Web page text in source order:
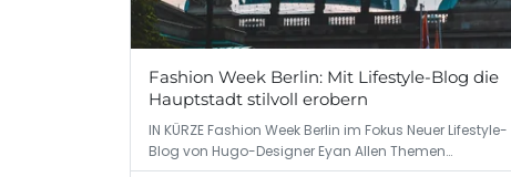
Fashion Week Berlin: Mit Lifestyle-Blog die
Hauptstadt stilvoll erobern
IN KÜRZE Fashion Week Berlin im Fokus Neuer Lifestyle-
Blog von Hugo-Designer Eyan Allen Themen…